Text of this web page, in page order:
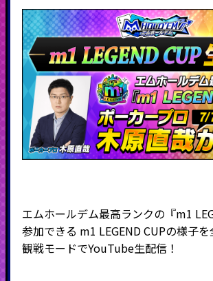
エムホールデム最高ランクの『m1
参加できる m1 LEGEND CUPの様子
観戦モードでYouTube生配信！